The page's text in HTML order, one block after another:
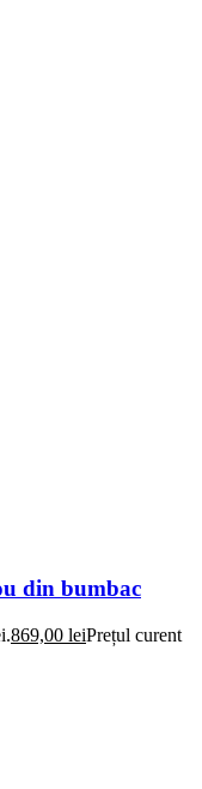
din bumbac
869,00 leiPrețul curent